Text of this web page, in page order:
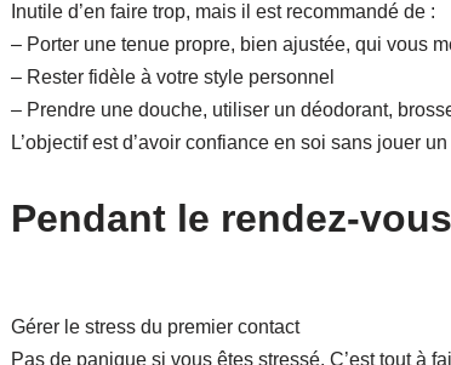
Inutile d’en faire trop, mais il est recommandé de :
– Porter une tenue propre, bien ajustée, qui vous
– Rester fidèle à votre style personnel
– Prendre une douche, utiliser un déodorant,
L’objectif est d’avoir confiance en soi sans jouer
Pendant le rendez-
Gérer le stress du premier contact
Pas de panique si vous êtes stressé. C’est tout à